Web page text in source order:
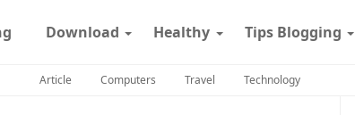
Download Healthy Tips Blogging
Article Computers Travel Technology